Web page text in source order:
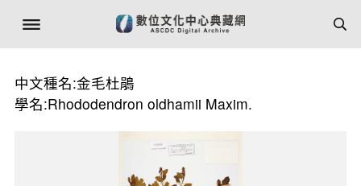
中文種名:金毛杜鵑
學名:Rhododendron oldhamii Maxim.